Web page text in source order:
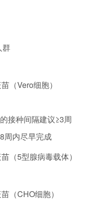
群
（Vero细胞）
接种间隔建议≥3周
周内尽早完成
（5型腺病毒载体）
（CHO细胞）